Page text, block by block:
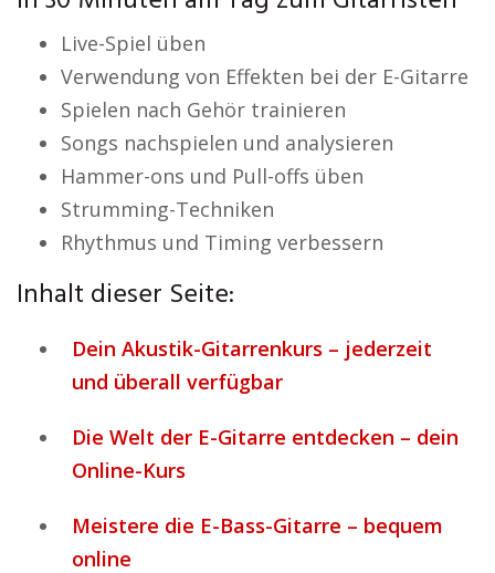
Live-Spiel üben
Verwendung von Effekten bei der E-Gitarre
Spielen nach Gehör trainieren
Songs nachspielen und analysieren
Hammer-ons und Pull-offs üben
Strumming-Techniken
Rhythmus und Timing verbessern
Inhalt dieser Seite:
Dein Akustik-Gitarrenkurs – jederzeit
und überall verfügbar
Die Welt der E-Gitarre entdecken – dein
Online-Kurs
Meistere die E-Bass-Gitarre – bequem
online